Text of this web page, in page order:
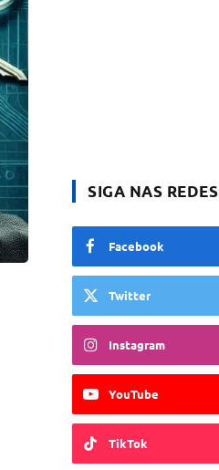
SIGA NAS REDES
Facebook
Twitter
Instagram
YouTube
TikTok